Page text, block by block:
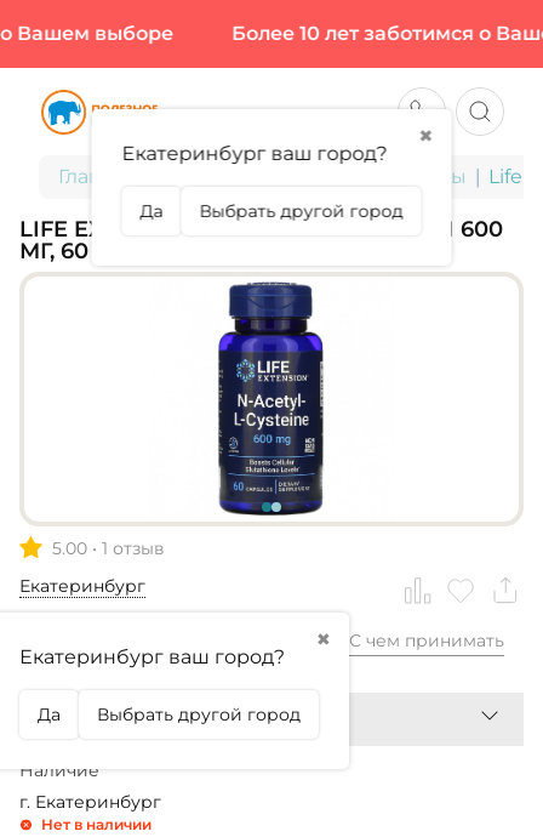
выборе Более 10 лет заботимся о
Главная БАДы для здоровья и красоты Life
LIFE EXTENSION, N-ACETYL L-CYSTEIN 600
МГ, 60 КАПС (60 ПОРЦИЙ)
5.00 • 1 отзыв
Екатеринбург
✖
Екатеринбург ваш город?
Да Выбрать другой город
1 899,99₽ С чем принимать
Наличие
г. Екатеринбург
Нет в наличии
✖
Екатеринбург ваш город?
Да Выбрать другой город